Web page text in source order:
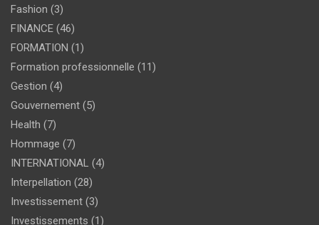
Fashion (3)
FINANCE (46)
FORMATION (1)
Formation professionnelle (11)
Gestion (4)
Gouvernement (5)
Health (7)
Hommage (7)
INTERNATIONAL (4)
Interpellation (28)
Investissement (3)
Investissements (1)